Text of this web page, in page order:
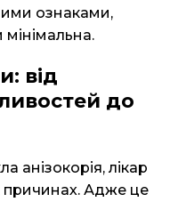
ознаками,
від
до
анізокорія, лікар
причинах. Адже це